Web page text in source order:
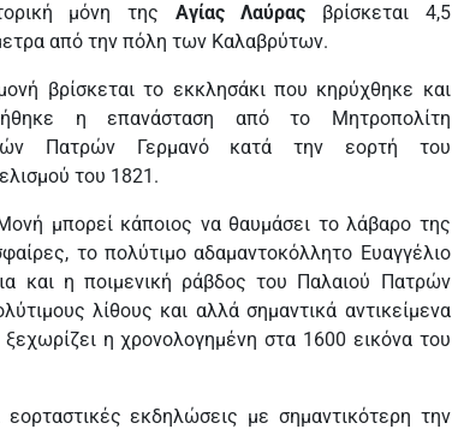
μόνη της Αγίας Λαύρας βρίσκεται 4,5
από την πόλη των Καλαβρύτων.
βρίσκεται το εκκλησάκι που κηρύχθηκε και
η επανάσταση από το Μητροπολίτη
Πατρών Γερμανό κατά την εορτή του
του 1821.
μπορεί κάποιος να θαυμάσει το λάβαρο της
το πολύτιμο αδαμαντοκόλλητο Ευαγγέλιο
και η ποιμενική ράβδος του Παλαιού Πατρών
λίθους και αλλά σημαντικά αντικείμενα
η χρονολογημένη στα 1600 εικόνα του
εκδηλώσεις με σημαντικότερη την